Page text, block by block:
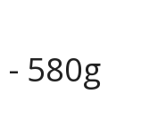
- 580g